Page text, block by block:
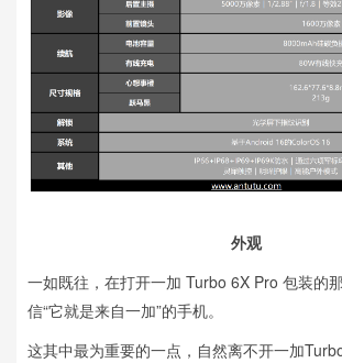
外观
一如既往，在打开一加 Turbo 6X Pro 包装的
信“它就是来自一加”的手机。
这其中最为重要的一点，自然离不开一加